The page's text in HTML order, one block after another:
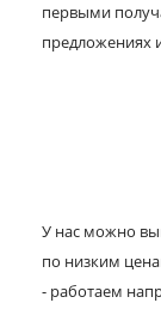
первыми
предложениях
У нас можно
по низким
- работаем